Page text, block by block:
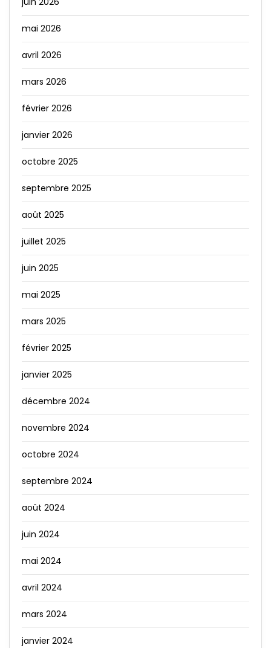
mai 2026
avril 2026
mars 2026
février 2026
janvier 2026
octobre 2025
septembre 2025
août 2025
juillet 2025
juin 2025
mai 2025
mars 2025
février 2025
janvier 2025
décembre 2024
novembre 2024
octobre 2024
septembre 2024
août 2024
juin 2024
mai 2024
avril 2024
mars 2024
janvier 2024